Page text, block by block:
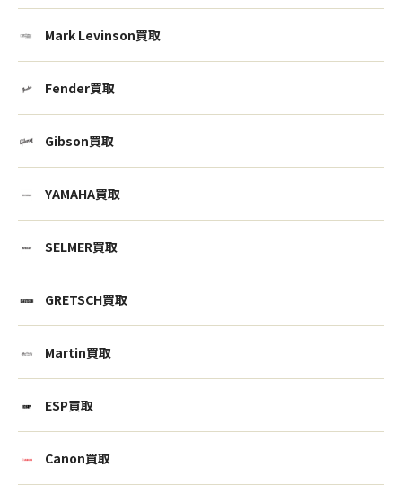
Mark Levinson買取
Fender買取
Gibson買取
YAMAHA買取
SELMER買取
GRETSCH買取
Martin買取
ESP買取
Canon買取